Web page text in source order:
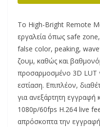
Το High-Bright Remote
εργαλεία όπως safe
false color, peaking,
ζουμ, καθώς και
προσαρμοσμένο 3D LUT
εστίαση. Επιπλέον,
για ανεξάρτητη εγγραφή
1080p/60fps H.264 live
απρόσκοπτα την